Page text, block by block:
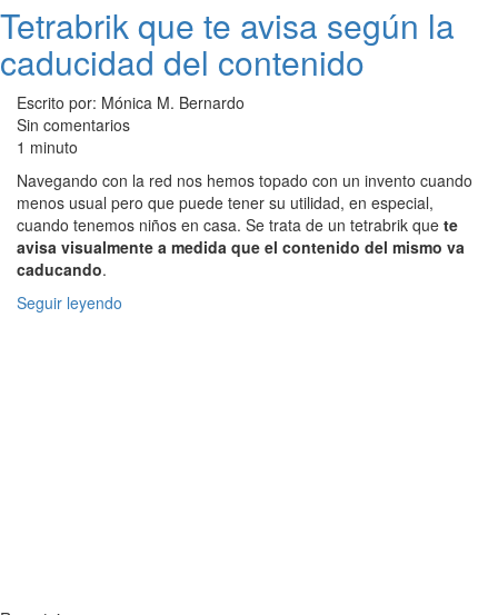
Tetrabrik que te avisa según la
caducidad del contenido
Escrito por: Mónica M. Bernardo
Sin comentarios
1 minuto
Navegando con la red nos hemos topado con un invento cuando
menos usual pero que puede tener su utilidad, en especial,
cuando tenemos niños en casa. Se trata de un tetrabrik que te
avisa visualmente a medida que el contenido del mismo va
caducando.
Seguir leyendo